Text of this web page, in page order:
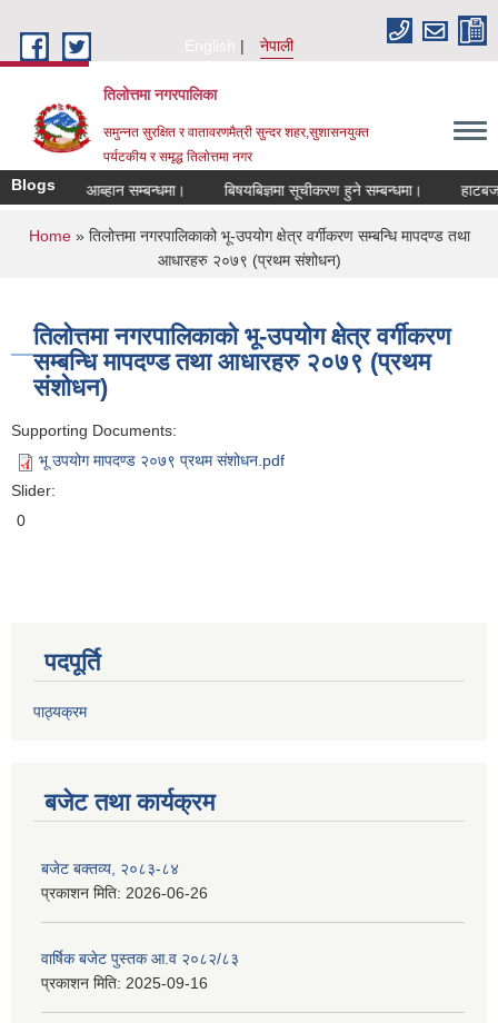
English
नेपाली
तिलोत्तमा नगरपालिका
समुन्नत सुरक्षित र वातावरणमैत्री सुन्दर शहर,सुशासनयुक्त
पर्यटकीय र समृद्ध तिलाेत्तमा नगर
Blogsआब्हान सम्बन्धमा। बिषयबिज्ञमा सूचीकरण हुने सम्बन्धमा। हाटबजार
You are here
Home» तिलोत्तमा नगरपालिकाको भू-उपयोग क्षेत्र वर्गीकरण सम्बन्धि मापदण्ड तथा
आधारहरु २०७९ (प्रथम संशोधन)
तिलोत्तमा नगरपालिकाको भू-उपयोग क्षेत्र वर्गीकरण
सम्बन्धि मापदण्ड तथा आधारहरु २०७९ (प्रथम
संशोधन)
Supporting Documents:
भू उपयोग मापदण्ड २०७९ प्रथम संशोधन.pdf
Slider:
0
पदपूर्ति
पाठ्यक्रम
बजेट तथा कार्यक्रम
बजेट बक्तव्य, २०८३-८४
प्रकाशन मिति: 2026-06-26
वार्षिक बजेट पुस्तक आ.व २०८२/८३
प्रकाशन मिति: 2025-09-16